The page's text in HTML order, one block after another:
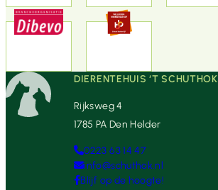
DIERENTEHUIS ‘T SCHUTHOK
Rijksweg 4
1785 PA Den Helder
0223 63 14 47
info@schuthok.nl
Blijf op de hoogte!